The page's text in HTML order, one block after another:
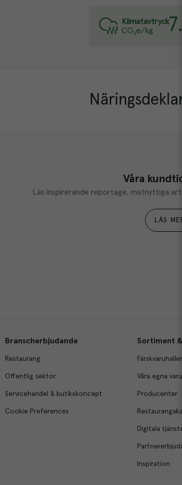
Klimatavtryck
CO₂e/kg
Våra
Läs inspirerande reportage, matnyttiga
LÄS
Branscherbjudande
Restaurang
Offentlig sektor
Servicehandel & butikskoncept
Cookie Preferences
Sortiment
Våra egna
Producenter
Digitala
Inspiration